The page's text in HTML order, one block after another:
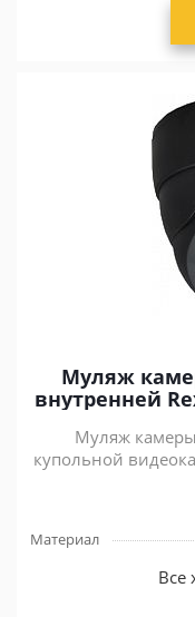
Муляж
внутренней
Муляж
купольной
Материал
Все